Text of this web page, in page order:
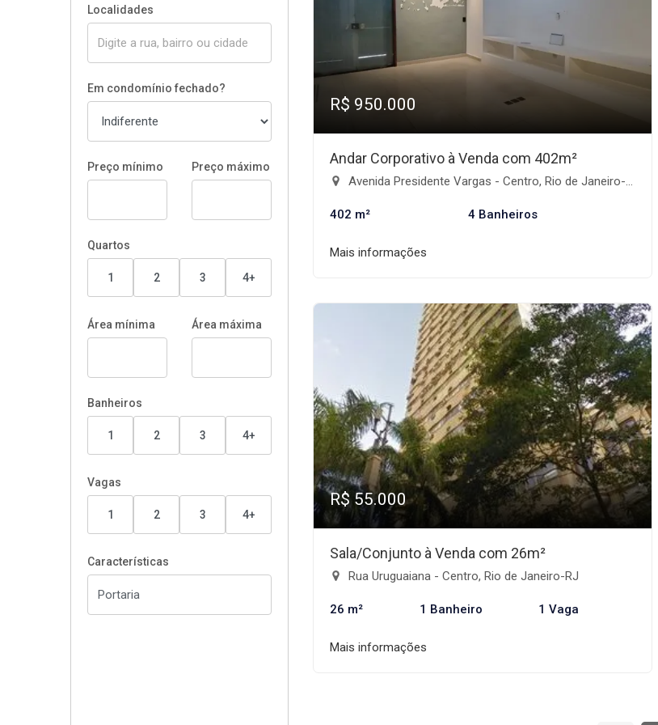
Localidades
Em condomínio fechado?
Preço mínimo Preço máximo
Quartos
1 2 3 4+
Área mínima Área máxima
Banheiros
1 2 3 4+
Vagas
1 2 3 4+
Características
R$ 950.000
Andar Corporativo à Venda com 402m²
Avenida Presidente Vargas - Centro, Rio de Janeiro-RJ
402 m² 4 Banheiros
Mais informações
R$ 55.000
Sala/Conjunto à Venda com 26m²
Rua Uruguaiana - Centro, Rio de Janeiro-RJ
26 m² 1 Banheiro 1 Vaga
Mais informações